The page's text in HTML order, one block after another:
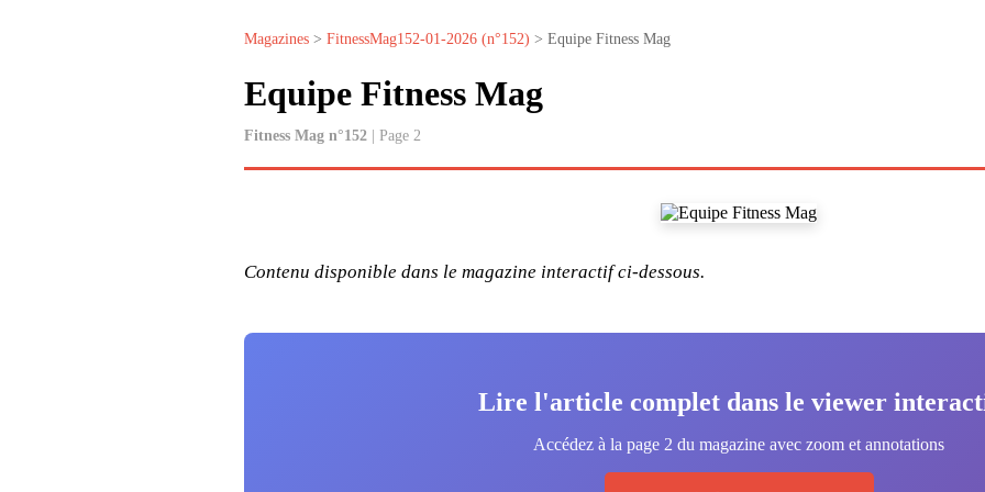
Magazines > FitnessMag152-01-2026 (n°152) > Equipe Fitness Mag
Equipe Fitness Mag
Fitness Mag n°152 | Page 2
Contenu disponible dans le magazine interactif ci-dessous.
Lire l'article complet dans le viewer
Accédez à la page 2 du magazine avec zoom et annotations